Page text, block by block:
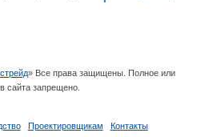
» Все права защищены. Полное или
сайта запрещено.
Проектировщикам Контакты